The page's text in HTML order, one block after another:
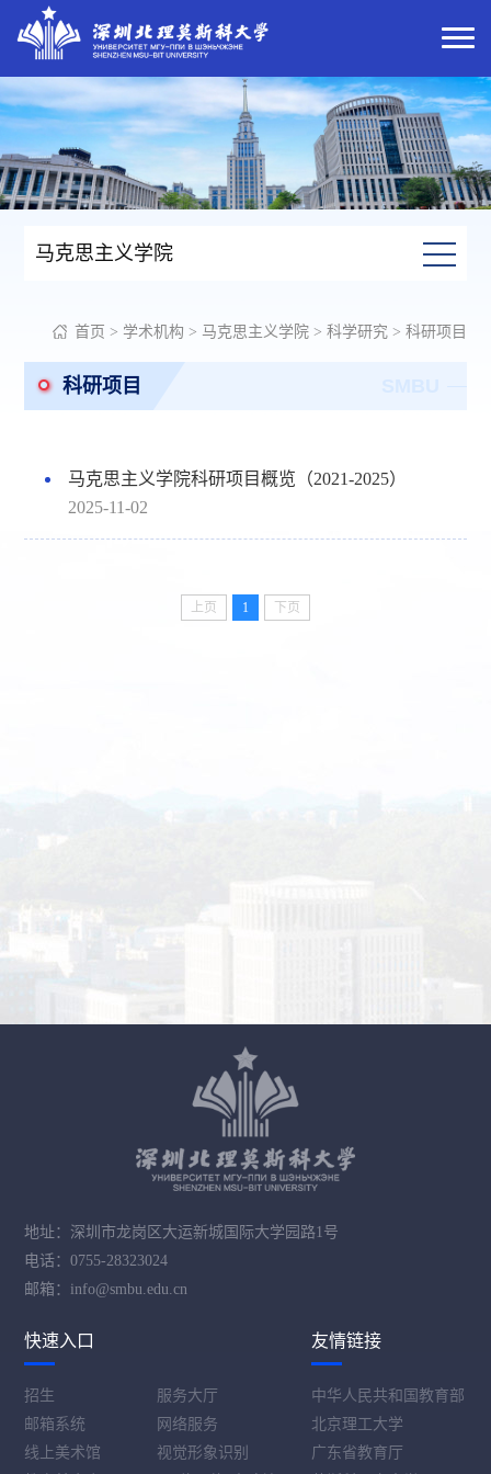
马克思主义学院
首页 > 学术机构 > 马克思主义学院> 科学研究> 科研项目
科研项目
马克思主义学院科研项目概览（2021-2025）
2025-11-02
上页 1 下页
地址：深圳市龙岗区大运新城国际大学园路1号
电话：0755-28323024
邮箱：info@smbu.edu.cn
快速入口
招生
服务大厅
邮箱系统
网络服务
线上美术馆
视觉形象识别
友情链接
中华人民共和国教育部
北京理工大学
广东省教育厅